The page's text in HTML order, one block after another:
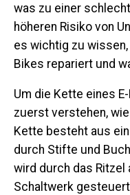
was zu einer
höheren Risiko von
es wichtig zu
Bikes repariert und
Um die Kette eines
zuerst verstehen,
Kette besteht aus
durch Stifte und
wird durch das Ritzel
Schaltwerk